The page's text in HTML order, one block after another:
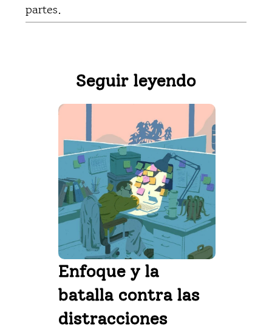
partes.
Seguir leyendo
Enfoque y la
batalla contra las
distracciones